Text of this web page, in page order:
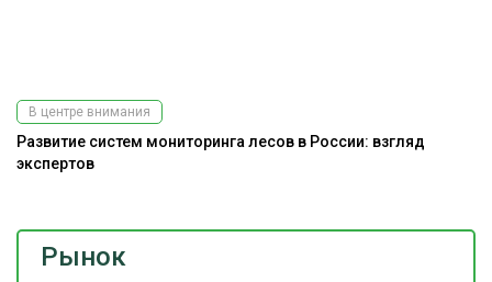
Рынок
В центре внимания
Развитие систем мониторинга лесов в России: взгляд
экспертов